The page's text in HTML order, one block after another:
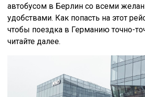
автобусом в Берлин со всеми
удобствами. Как попасть на этот
чтобы поездка в Германию точно-
читайте далее.